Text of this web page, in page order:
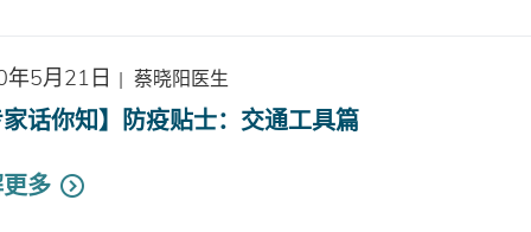
年5月21日 | 蔡晓阳医生
家话你知】防疫贴士：交通工具篇
多